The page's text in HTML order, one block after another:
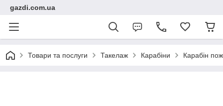
gazdi.com.ua
Товари та послуги Такелаж Карабіни Карабін